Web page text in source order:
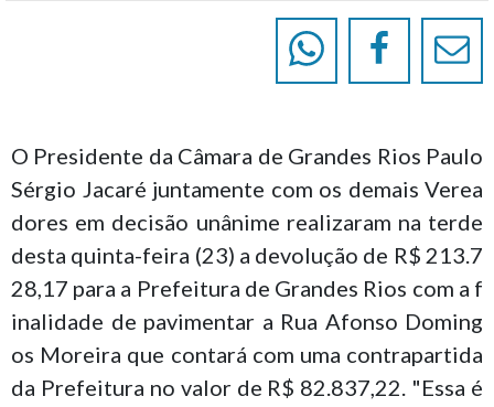
O Presidente da Câmara de Grandes Rios Paulo
Sérgio Jacaré juntamente com os demais Verea
dores em decisão unânime realizaram na terde
desta quinta-feira (23) a devolução de R$ 213.7
28,17 para a Prefeitura de Grandes Rios com a f
inalidade de pavimentar a Rua Afonso Doming
os Moreira que contará com uma contrapartida
da Prefeitura no valor de R$ 82.837,22. "Essa é